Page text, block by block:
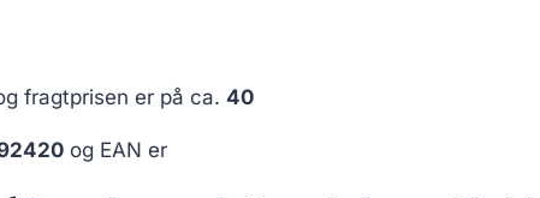
fragtprisen er på ca. 40
og EAN er